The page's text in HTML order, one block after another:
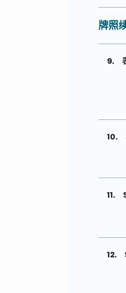
牌照
9.
10.
11.
12.